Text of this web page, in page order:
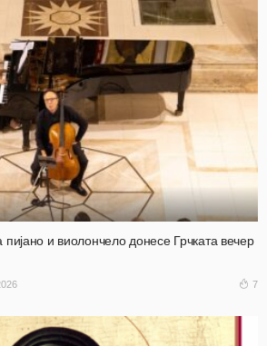
пијано и виолончело донесе Грчката вечер
7